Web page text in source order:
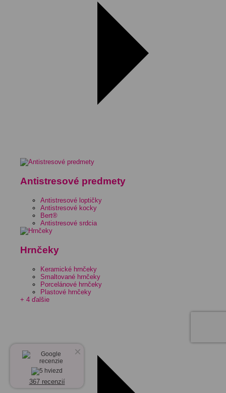
Antistresové predmety
Antistresové loptičky
Antistresové kocky
Bert®
Antistresové srdcia
Hrnčeky
Keramické hrnčeky
Smaltované hrnčeky
Porcelánové hrnčeky
Plastové hrnčeky
+ 4 ďalšie
×
367 recenzií